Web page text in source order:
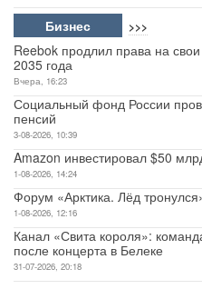
Бизнес >>>
Reebok продлил права на
2035 года
Вчера, 16:23
Социальный фонд России
пенсий
3-08-2026, 10:39
Amazon инвестировал $50
1-08-2026, 14:24
Форум «Арктика. Лёд
1-08-2026, 12:16
Канал «Свита короля»:
после концерта в Белеке
31-07-2026, 20:18